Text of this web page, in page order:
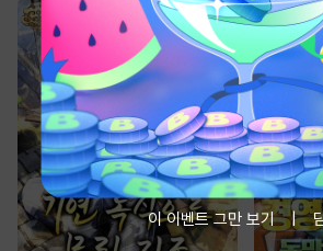
이 이벤트 그만 보기